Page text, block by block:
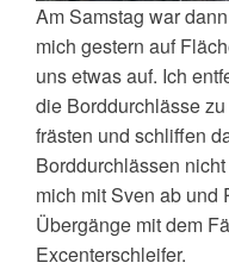
Am Samstag war
mich gestern auf
uns etwas auf. Ich
die Borddurchlässe
frästen und schliffen
Borddurchlässen
mich mit Sven ab und
Übergänge mit dem
Excenterschleifer.